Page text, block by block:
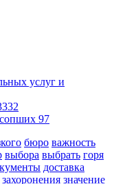
услуг и
97
бюро важность
выбора выбрать горя
доставка
захоронения значение